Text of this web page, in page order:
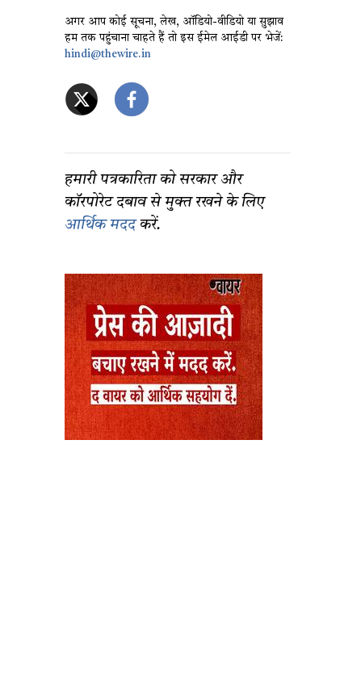
अगर आप कोई सूचना, लेख, ऑडियो-वीडियो या सुझाव
हम तक पहुंचाना चाहते हैं तो इस ईमेल आईडी पर भेजें:
hindi@thewire.in
हमारी पत्रकारिता को सरकार और
कॉरपोरेट दबाव से मुक्त रखने के लिए
आर्थिक मददकरें.